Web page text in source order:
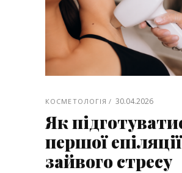
КОСМЕТОЛОГІЯ 30.04.2026
Як
першої
зайвого стресу